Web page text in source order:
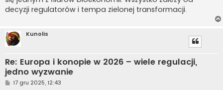
decyzji regulatorów i tempa zielonej transformacji.
Kunolis
Re: Europa i konopie w 2026 – wiele regulacji,
jedno wyzwanie
P17 gru 2025, 12:43